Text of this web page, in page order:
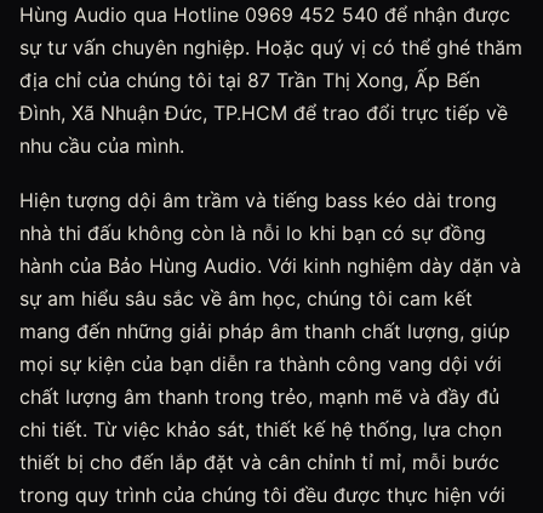
Hùng Audio qua Hotline 0969 452 540 để nhận được
sự tư vấn chuyên nghiệp. Hoặc quý vị có thể ghé thăm
địa chỉ của chúng tôi tại 87 Trần Thị Xong, Ấp Bến
Đình, Xã Nhuận Đức, TP.HCM để trao đổi trực tiếp về
nhu cầu của mình.
Hiện tượng dội âm trầm và tiếng bass kéo dài trong
nhà thi đấu không còn là nỗi lo khi bạn có sự đồng
hành của Bảo Hùng Audio. Với kinh nghiệm dày dặn và
sự am hiểu sâu sắc về âm học, chúng tôi cam kết
mang đến những giải pháp âm thanh chất lượng, giúp
mọi sự kiện của bạn diễn ra thành công vang dội với
chất lượng âm thanh trong trẻo, mạnh mẽ và đầy đủ
chi tiết. Từ việc khảo sát, thiết kế hệ thống, lựa chọn
thiết bị cho đến lắp đặt và cân chỉnh tỉ mỉ, mỗi bước
trong quy trình của chúng tôi đều được thực hiện với